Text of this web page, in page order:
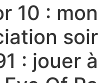
10 : mon
soir
: jouer à